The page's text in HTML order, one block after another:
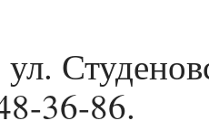
36-86.